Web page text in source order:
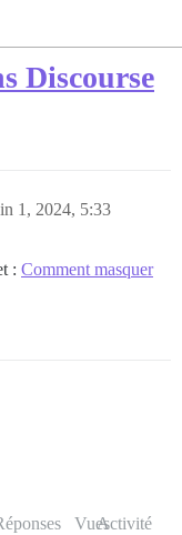
Discourse
1, 2024, 5:33
: Comment masquer
VuesActivité